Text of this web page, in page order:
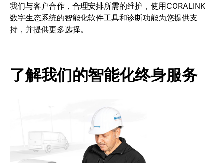
我们与客户合作，合理安排所需的维护，使用CORALINK
数字生态系统的智能化软件工具和诊断功能为您提供支
持，并提供更多选择。
了解我们的智能化终身服务